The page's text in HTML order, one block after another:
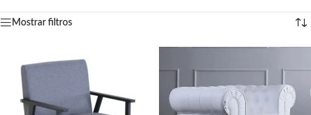
Mostrar filtros